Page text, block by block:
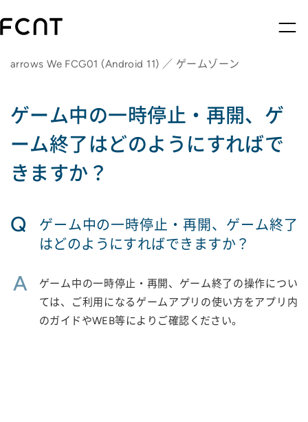
arrows We FCG01 (Android 11) ／ ゲームゾーン
ゲーム中の一時停止・再開、ゲ
ーム終了はどのようにすればで
きますか？
Q
ゲーム中の一時停止・再開、ゲーム終了
はどのようにすればできますか？
A
ゲーム中の一時停止・再開、ゲーム終了の操作につい
ては、ご利用になるゲームアプリの使い方をアプリ内
のガイドやWEB等によりご確認ください。